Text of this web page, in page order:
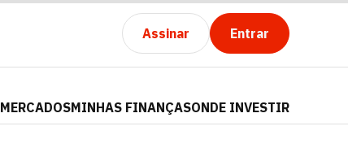
Assinar Entrar
MERCADOSMINHAS FINANÇASONDE INVESTIR